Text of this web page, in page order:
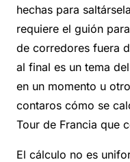
hechas para
requiere el guión
de corredores fuera
al final es un tema
en un momento u
contaros cómo se
Tour de Francia que
El cálculo no es